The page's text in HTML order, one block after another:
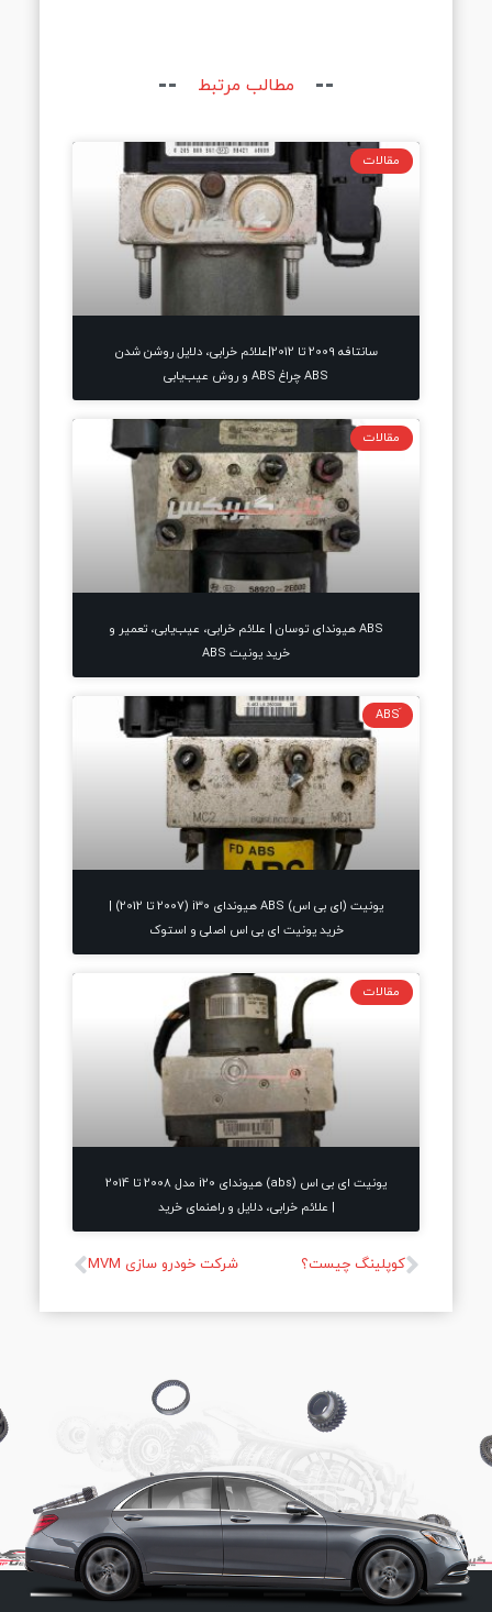
مطالب مرتبط
مقالات
سانتافه 2009 تا 2012|علائم خرابی، دلایل روشن شدن
ABS چراغ ABS و روش عیب‌یابی
مقالات
ABS هیوندای توسان | علائم خرابی، عیب‌یابی، تعمیر و
خرید یونیت ABS
َABS
یونیت (ای بی اس) ABS هیوندای i30 (2007 تا 2012) |
خرید یونیت ای بی اس اصلی و استوک
مقالات
یونیت ای بی اس (abs) هیوندای i20 مدل 2008 تا 2014
| علائم خرابی، دلایل و راهنمای خرید
کوپلینگ چیست؟ شرکت خودرو سازی MVM